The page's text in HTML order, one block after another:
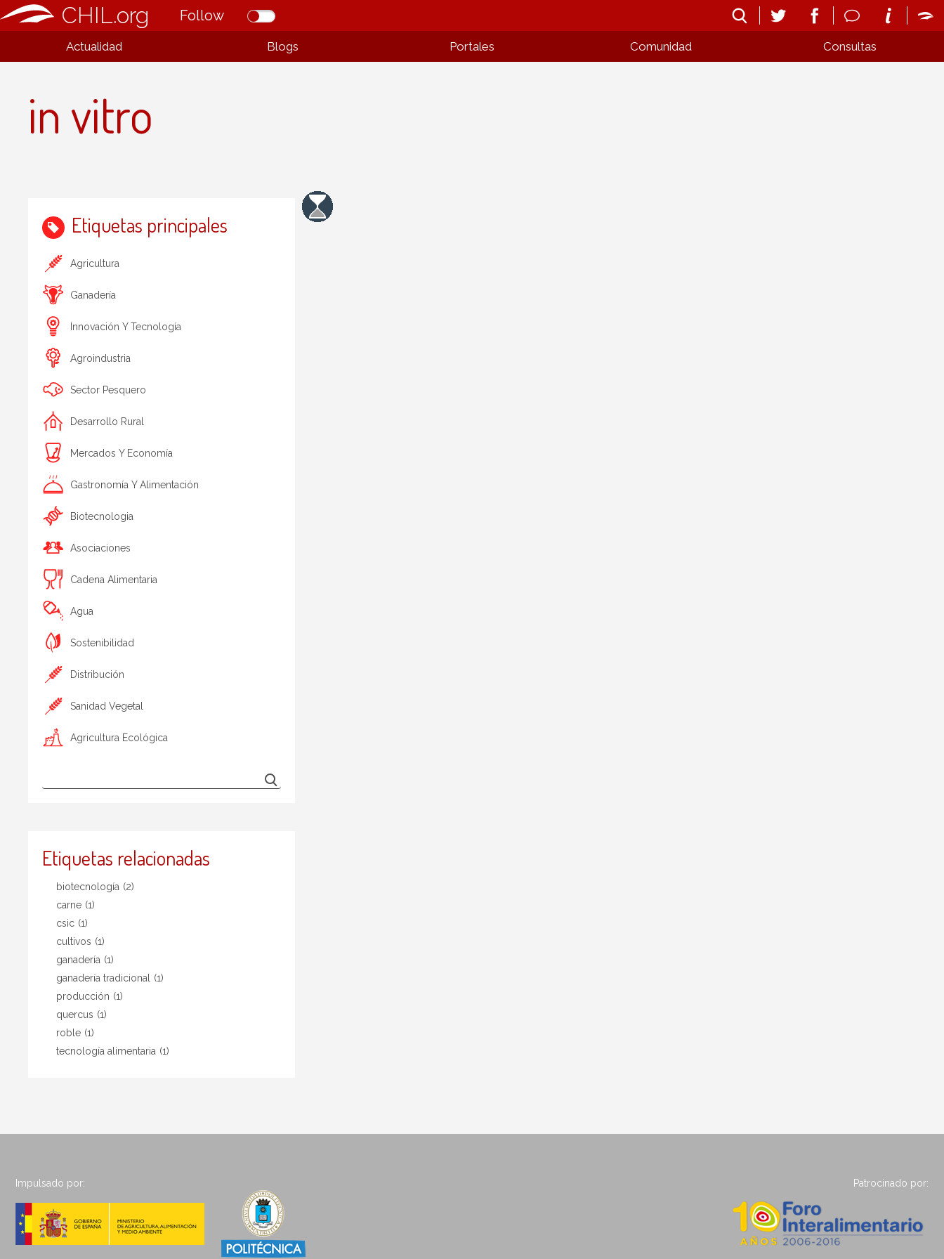
CHIL.org Follow
Actualidad Blogs Portales Comunidad Consultas
in vitro
Etiquetas principales
Agricultura
Ganadería
Innovación Y Tecnología
Agroindustria
Sector Pesquero
Desarrollo Rural
Mercados Y Economía
Gastronomía Y Alimentación
Biotecnologia
Asociaciones
Cadena Alimentaria
Agua
Sostenibilidad
Distribución
Sanidad Vegetal
Agricultura Ecológica
Etiquetas relacionadas
biotecnología (2)
carne (1)
csic (1)
cultivos (1)
ganadería (1)
ganadería tradicional
(1)
producción (1)
quercus (1)
roble (1)
tecnología alimentaria (1)
Impulsado por: Patrocinado por: